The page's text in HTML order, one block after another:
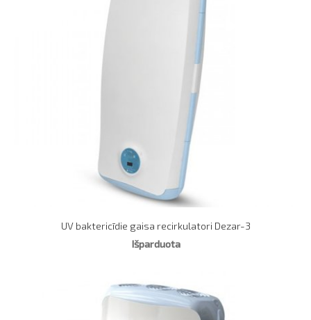
UV baktericīdie gaisa recirkulatori Dezar-3
Išparduota